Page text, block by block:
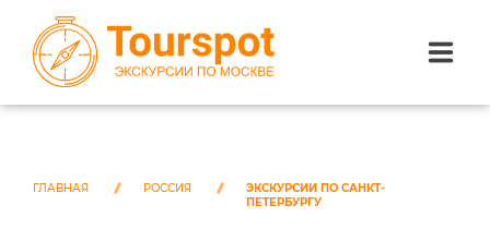
ЭКСКУРСИИ ПО МОСКВЕ
ГЛАВНАЯ РОССИЯ
ЭКСКУРСИИ ПО САНКТ-
ПЕТЕРБУРГУ